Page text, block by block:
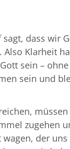
sagt, dass wir
Klarheit
sein –
sein und
zugehen
der